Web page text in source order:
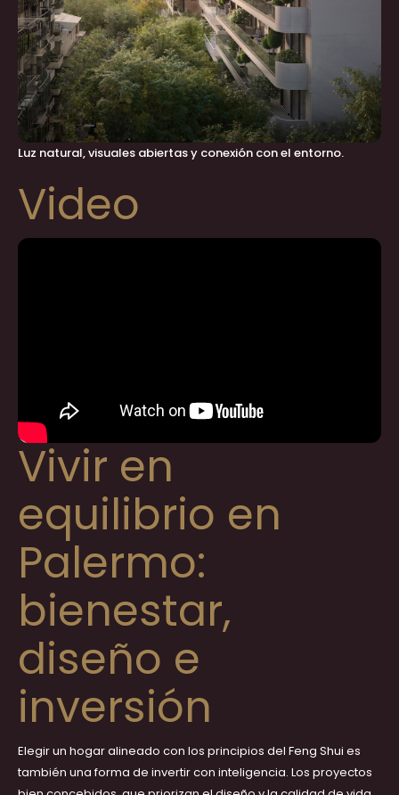
Luz natural, visuales abiertas y conexión con el entorno.
Video
Vivir en
equilibrio en
Palermo:
bienestar,
diseño e
inversión
Elegir un hogar alineado con los principios del Feng Shui es
también una forma de invertir con inteligencia. Los proyectos